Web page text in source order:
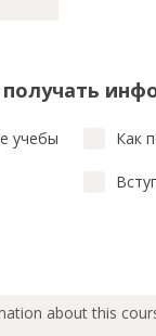
учебы Как